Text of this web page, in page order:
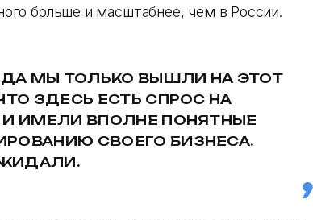
больше и масштабнее, чем в России.
МЫ ТОЛЬКО ВЫШЛИ НА ЭТОТ
ЗДЕСЬ ЕСТЬ СПРОС НА
ИМЕЛИ ВПОЛНЕ ПОНЯТНЫЕ
СВОЕГО БИЗНЕСА.